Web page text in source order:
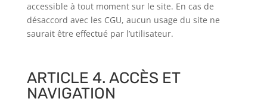
accessible à tout moment sur le site. En cas de
désaccord avec les CGU, aucun usage du site ne
saurait être effectué par l’utilisateur.
ARTICLE 4. ACCÈS ET
NAVIGATION